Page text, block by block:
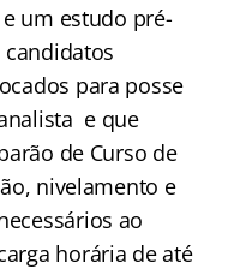
um estudo pré-
para posse
e que
de Curso de
nivelamento e
ao
horária de até